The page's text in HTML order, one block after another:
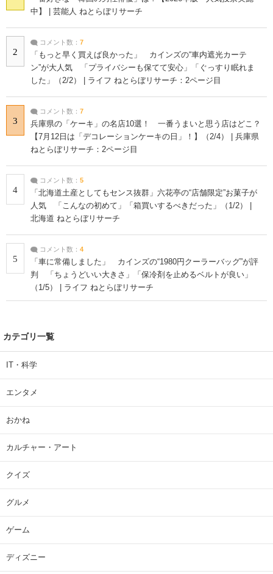
中】 | 芸能人 ねとらぼリサーチ
2
コメント数： 7
「もっと早く買えば良かった」 カインズの“車内遮光カーテ
ン”が大人気 「プライバシーも保てて安心」「ぐっすり眠れま
した」（2/2） | ライフ ねとらぼリサーチ：2ページ目
3
コメント数： 7
兵庫県の「ケーキ」の名店10選！ 一番うまいと思う店はどこ？
【7月12日は「デコレーションケーキの日」！】（2/4） | 兵庫県
ねとらぼリサーチ：2ページ目
4
コメント数： 5
「北海道土産としてもセンス抜群」六花亭の“店舗限定”お菓子が
人気 「こんなの初めて」「箱買いするべきだった」（1/2） |
北海道 ねとらぼリサーチ
5
コメント数： 4
「車に常備しました」 カインズの“1980円クーラーバッグ”が評
判 「ちょうどいい大きさ」「保冷剤を止めるベルトが良い」
（1/5） | ライフ ねとらぼリサーチ
カテゴリ一覧
IT・科学
エンタメ
おかね
カルチャー・アート
クイズ
グルメ
ゲーム
ディズニー